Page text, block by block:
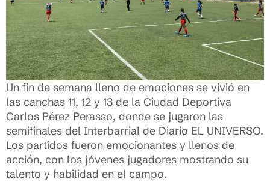
Un fin de semana lleno de emociones se vivió en
las canchas 11, 12 y 13 de la Ciudad Deportiva
Carlos Pérez Perasso, donde se jugaron las
semifinales del Interbarrial de Diario EL UNIVERSO.
Los partidos fueron emocionantes y llenos de
acción, con los jóvenes jugadores mostrando su
talento y habilidad en el campo.